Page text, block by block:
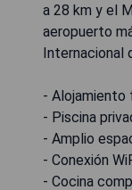
a 28 km y el
aeropuerto
Internacional
- Alojamiento
- Piscina
- Amplio
- Conexión
- Cocina